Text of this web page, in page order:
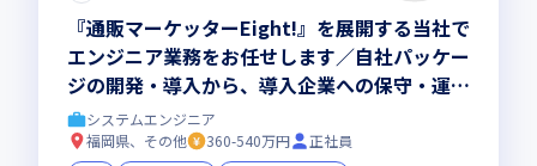
『通販マーケッターEight!』を展開する当社で
エンジニア業務をお任せします／自社パッケー
ジの開発・導入から、導入企業への保守・運用
相談まで幅広く対応していただきます
システムエンジニア
福岡県、その他
360-540万円
正社員